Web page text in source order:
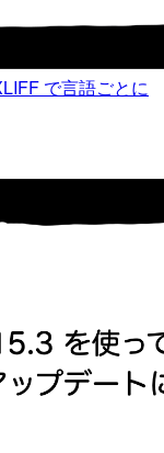
で言語ごとに